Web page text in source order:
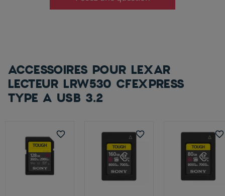
ACCESSOIRES POUR LEXAR
LECTEUR LRW530 CFEXPRESS
TYPE A USB 3.2
favorite_border favorite_border favorite_border